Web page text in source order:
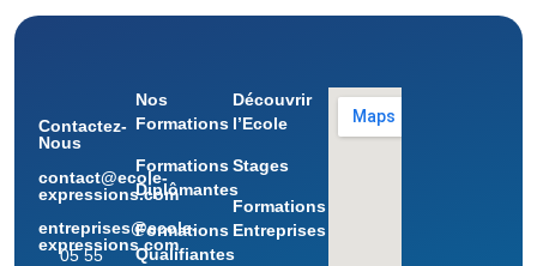
Contactez-
Nous
contact@ecole-
expressions.com
entreprises@ecole-
expressions.com
05 55
Nos
Formations
Formations
Diplômantes
Formations
Qualifiantes
Découvrir
l’Ecole
Stages
Formations
Entreprises